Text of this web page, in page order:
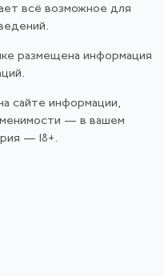
всё возможное для
размещена информация
сайте информации,
— в вашем
— 18+.